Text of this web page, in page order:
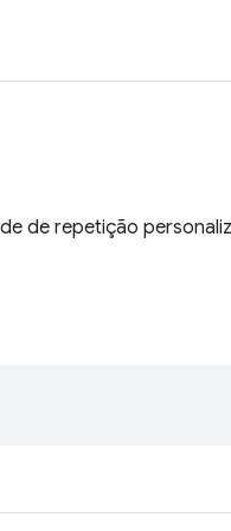
de repetição